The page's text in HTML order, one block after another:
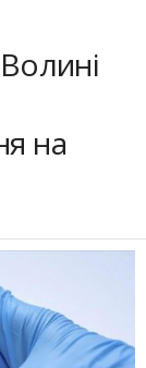
на